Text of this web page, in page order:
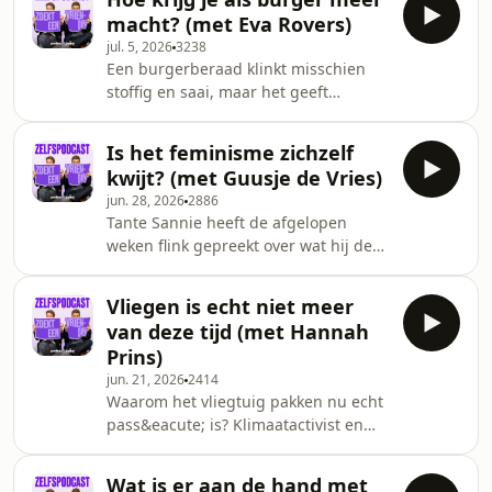
ultieme
gesteld? Dat is de hardnekkige erfenis
van de tijd waarin de man de
kostwinner was en de vrouw
thuisbleef. Die traditionele
rolverdeling werkt nog altijd door.
Onrechtvaardig! Maar de sleutel tot
verandering ligt ook bij onszelf. Lieve
vrouwen: stop met mate
macht? (met Eva Rovers)
jul. 5, 20263238
Een burgerberaad klinkt misschien
stoffig en saai, maar het geeft
overtuigd. Sannie stak in zijn column
zijn scepsis over deze ontwikkeling
niet onder stoelen of banken: zijn
burgers wel in staat om complexe
problemen op te lossen? Eva Rovers,
is oprichter van Bureau
Burgerberaad. Zij stelt dat burgers
verrassend goed kun
Is het feminisme zichzelf
kwijt? (met Guusje de Vries)
jun. 28, 20262886
Tante Sannie heeft de afgelopen
weken flink gepreekt over wat hij de
vooral het probleem zijn. Die term
klopt alleen niet helemaal, zegt goede
vriendin Guusje de Vries. Sander
doelt op de femisphere, maar ze deelt
zijn zorgen wel. Guusje pleit voor een
humanistischer feminisme, eentje die
mensen l&oacute;smaakt van hun
sekse in plaa
Vliegen is echt niet meer
van deze tijd (met Hannah
Prins)
jun. 21, 20262414
Waarom het vliegtuig pakken nu echt
pass&eacute; is? Klimaatactivist en
Wat is er aan de hand met